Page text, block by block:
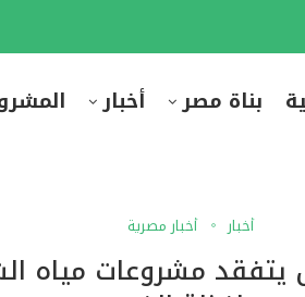
بناة مصر أخبار
أخبار أخبار مصرية
يتفقد مشروعات